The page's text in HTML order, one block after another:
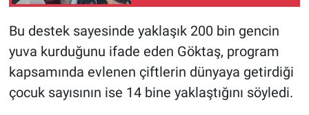
Bu destek sayesinde yaklaşık 200 bin gencin
yuva kurduğunu ifade eden Göktaş, program
kapsamında evlenen çiftlerin dünyaya getirdiği
çocuk sayısının ise 14 bine yaklaştığını söyledi.